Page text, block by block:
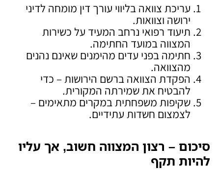
עריכת צוואה בליווי עורך דין מומחה לדיני
ירושה וצוואות.
תיעוד רפואי נרחב המעיד על כשירות
המצווה במועד החתימה.
חתימה בפני עדים מהימנים שאינם נהנים
מהצוואה.
הפקדת הצוואה ברשם הירושות – כדי
להבטיח את שמירתה המקורית.
שקיפות משפחתית במקרים מתאימים –
לצמצום חשדות עתידיים.
סיכום – רצון המצווה חשוב, אך עליו
להיות תקף